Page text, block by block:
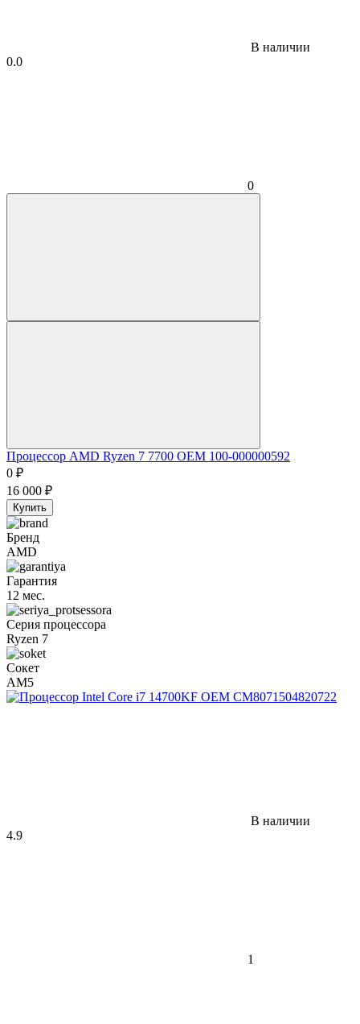
В наличии
0.0
0
Процессор AMD Ryzen 7 7700 OEM 100-000000592
0 ₽
16 000 ₽
Купить
Бренд
AMD
Гарантия
12 мес.
Серия процессора
Ryzen 7
Сокет
AM5
В наличии
4.9
1